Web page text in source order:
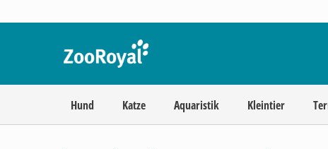
Hund Katze Aquaristik Kleintier